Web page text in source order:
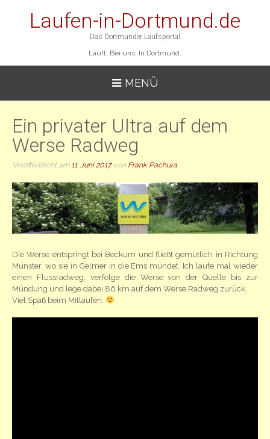
Laufen-in-Dortmund.de
Das Dortmunder Laufsportal
Läuft. Bei uns. In Dortmund.
MENÜ
Ein privater Ultra auf dem
Werse Radweg
Veröffentlicht am 11. Juni 2017von Frank Pachura
Die Werse entspringt bei Beckum und fließt gemütlich in Richtung
Münster, wo sie in Gelmer in die Ems mündet. Ich laufe mal wieder
einen Flussradweg, verfolge die Werse von der Quelle bis zur
Mündung und lege dabei 86 km auf dem Werse Radweg zurück.
Viel Spaß beim Mitlaufen.